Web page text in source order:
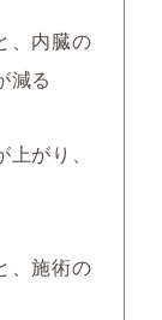
内臓の
減る
がり、
、施術の